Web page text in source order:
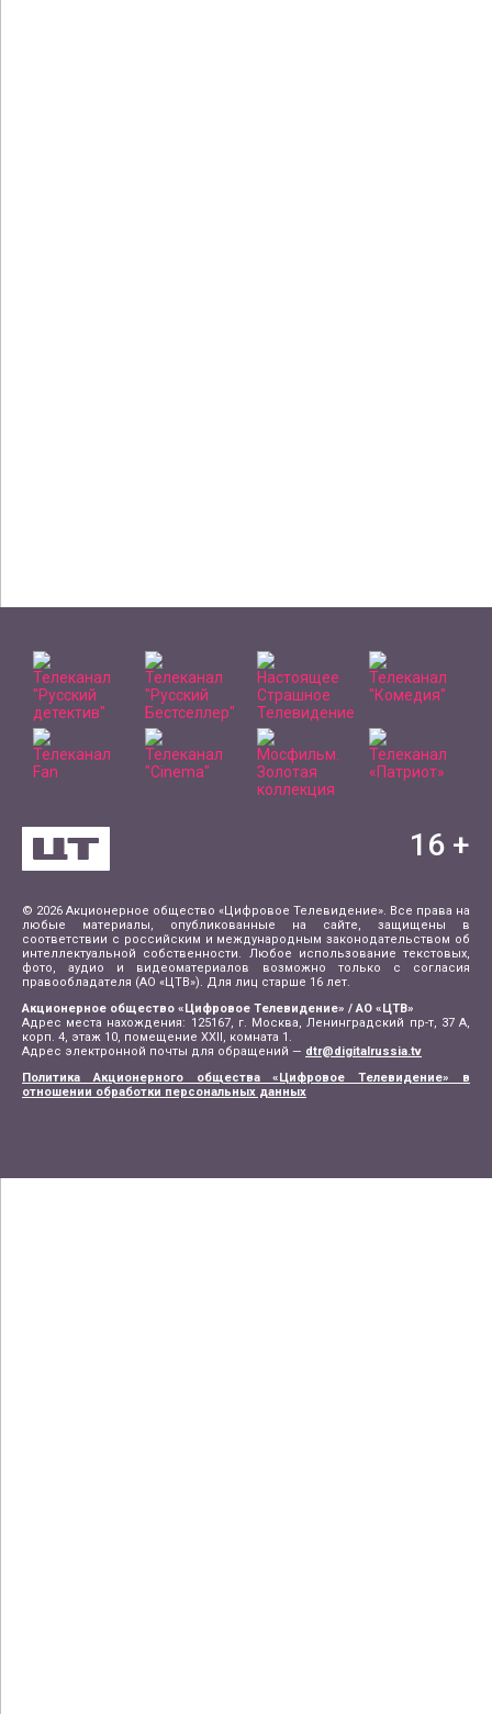
© 2026 Акционерное общество «Цифровое Телевидение». Все права на
любые материалы, опубликованные на сайте, защищены в
соответствии с российским и международным законодательством об
интеллектуальной собственности. Любое использование текстовых,
фото, аудио и видеоматериалов возможно только с согласия
правообладателя (АО «ЦТВ»). Для лиц старше 16 лет.
Акционерное общество «Цифровое Телевидение» / АО «ЦТВ»
Адрес места нахождения: 125167, г. Москва, Ленинградский пр-т, 37 А,
корп. 4, этаж 10, помещение XXII, комната 1.
Адрес электронной почты для обращений — dtr@digitalrussia.tv
Политика Акционерного общества «Цифровое Телевидение» в
отношении обработки персональных данных
16 +